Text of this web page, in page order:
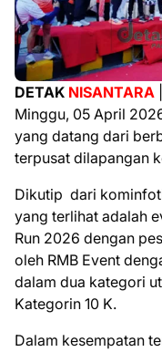
DETAK NISANTARA
Minggu, 05 April
yang datang dari
terpusat dilapangan
Dikutip dari
yang terlihat adalah
Run 2026 dengan
oleh RMB Event
dalam dua kategori
Kategorin 10 K.
Dalam kesempatan